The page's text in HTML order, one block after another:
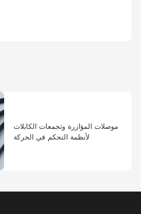
موصلات المؤازرة وتجمعات الكابلات
لأنظمة التحكم في الحركة